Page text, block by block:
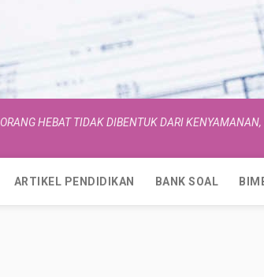
ORANG HEBAT TIDAK DIBENTUK DARI
ARTIKEL PENDIDIKAN BANK SOAL